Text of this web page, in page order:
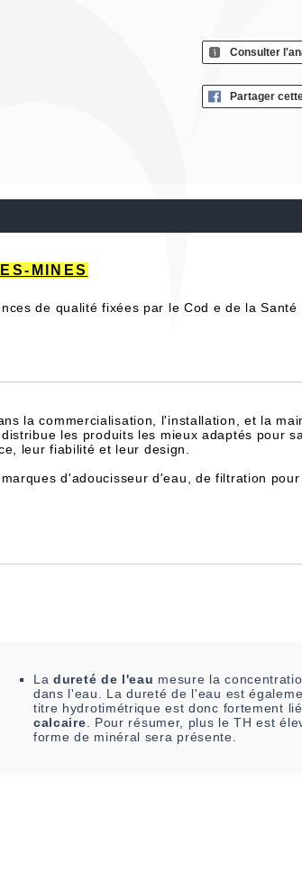
Consulter
Partager
MINES
de qualité fixées par le Cod e de la
la commercialisation, l'installation, et la
les produits les mieux adaptés pour
leur fiabilité et leur design.
d'adoucisseur d'eau, de filtration
La dureté de l'eau mesure la
dans l'eau. La dureté de l'eau est
titre hydrotimétrique est donc fortement
calcaire. Pour résumer, plus le TH est
forme de minéral sera présente.